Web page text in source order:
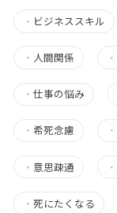
・ ビジネススキル
・ 人間関係 ・
・ 仕事の悩み
・ 希死念慮 ・
・ 意思疎通 ・
・ 死にたくなる